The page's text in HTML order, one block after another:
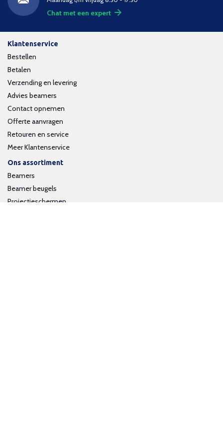
Chat met een expert
Klantenservice
Bestellen
Betalen
Verzending en levering
Advies beamers
Contact opnemen
Offerte aanvragen
Retouren en service
Meer Klantenservice
Ons assortiment
Beamers
Beamer beugels
Projectieschermen